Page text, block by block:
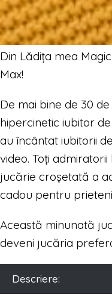
Din Lădița mea
Max!
De mai bine de 30
hipercinetic iubitor
au încântat iubitorii
video. Toți
jucărie croșetată a
cadou pentru
Această minunată
deveni jucăria
Descriere: